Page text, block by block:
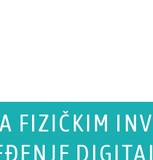
FIZIČKIM